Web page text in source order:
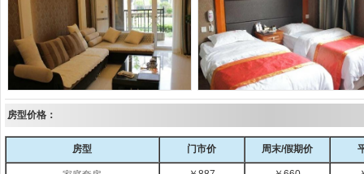
房型价格：
房型 门市价 周末/假期价